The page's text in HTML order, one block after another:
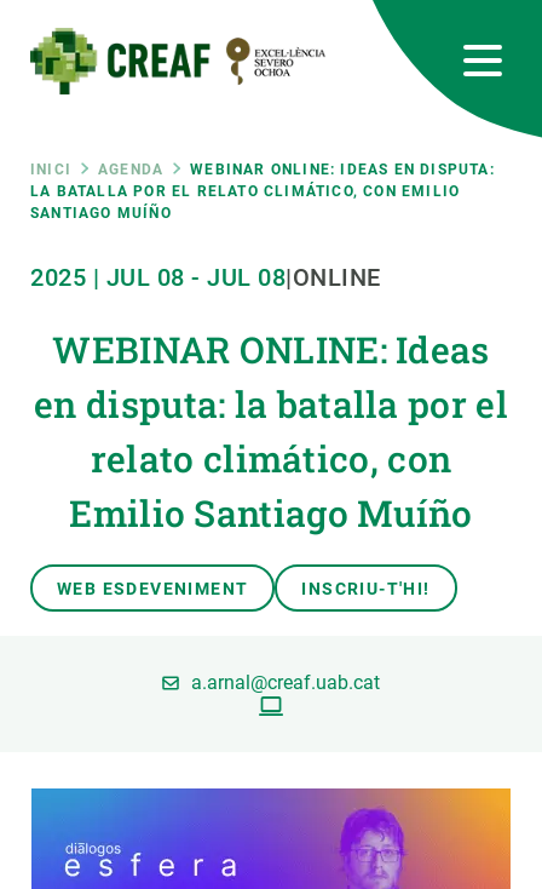
contingut
Fil
d'ariadna
INICI AGENDA
WEBINAR ONLINE: IDEAS EN DISPUTA:
LA BATALLA POR EL RELATO CLIMÁTICO, CON EMILIO
SANTIAGO MUÍÑO
2025 | JUL 08 - JUL 08|ONLINE
WEBINAR ONLINE: Ideas
en disputa: la batalla por el
relato climático, con
Emilio Santiago Muíño
WEB ESDEVENIMENT INSCRIU-T'HI!
a.arnal@creaf.uab.cat
RRSS
Responsive
menu
SOBRE NOSALTRES
PARTICIPA